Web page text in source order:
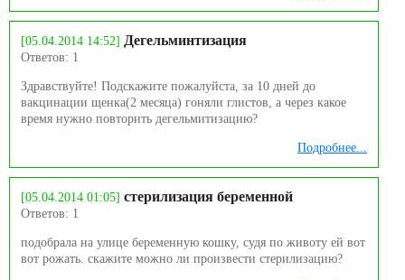
[05.04.2014 14:52] Дегельминтизация
Ответов: 1
Здравствуйте! Подскажите пожалуйста, за 10 дней до
вакцинации щенка(2 месяца) гоняли глистов, а через какое
время нужно повторить дегельмитизацию?
Подробнее...
[05.04.2014 01:05] стерилизация беременной
Ответов: 1
подобрала на улице беременную кошку, судя по животу ей вот
вот рожать. скажите можно ли произвести стерилизацию?